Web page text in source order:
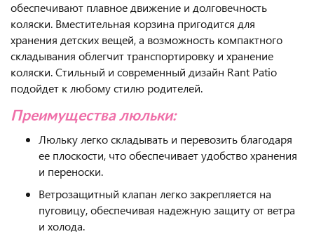
обеспечивают плавное движение и долговечность
коляски. Вместительная корзина пригодится для
хранения детских вещей, а возможность компактного
складывания облегчит транспортировку и хранение
коляски. Стильный и современный дизайн Rant Patio
подойдет к любому стилю родителей.
Преимущества люльки:
Люльку легко складывать и перевозить благодаря
ее плоскости, что обеспечивает удобство хранения
и переноски.
Ветрозащитный клапан легко закрепляется на
пуговицу, обеспечивая надежную защиту от ветра
и холода.